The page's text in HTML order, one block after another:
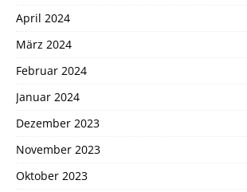
April 2024
März 2024
Februar 2024
Januar 2024
Dezember 2023
November 2023
Oktober 2023